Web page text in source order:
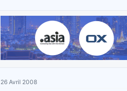
26 Avril 2008